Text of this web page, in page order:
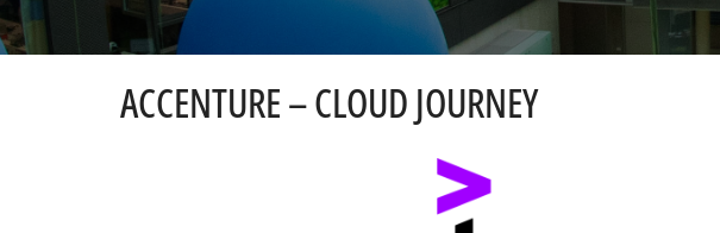
ACCENTURE – CLOUD JOURNEY